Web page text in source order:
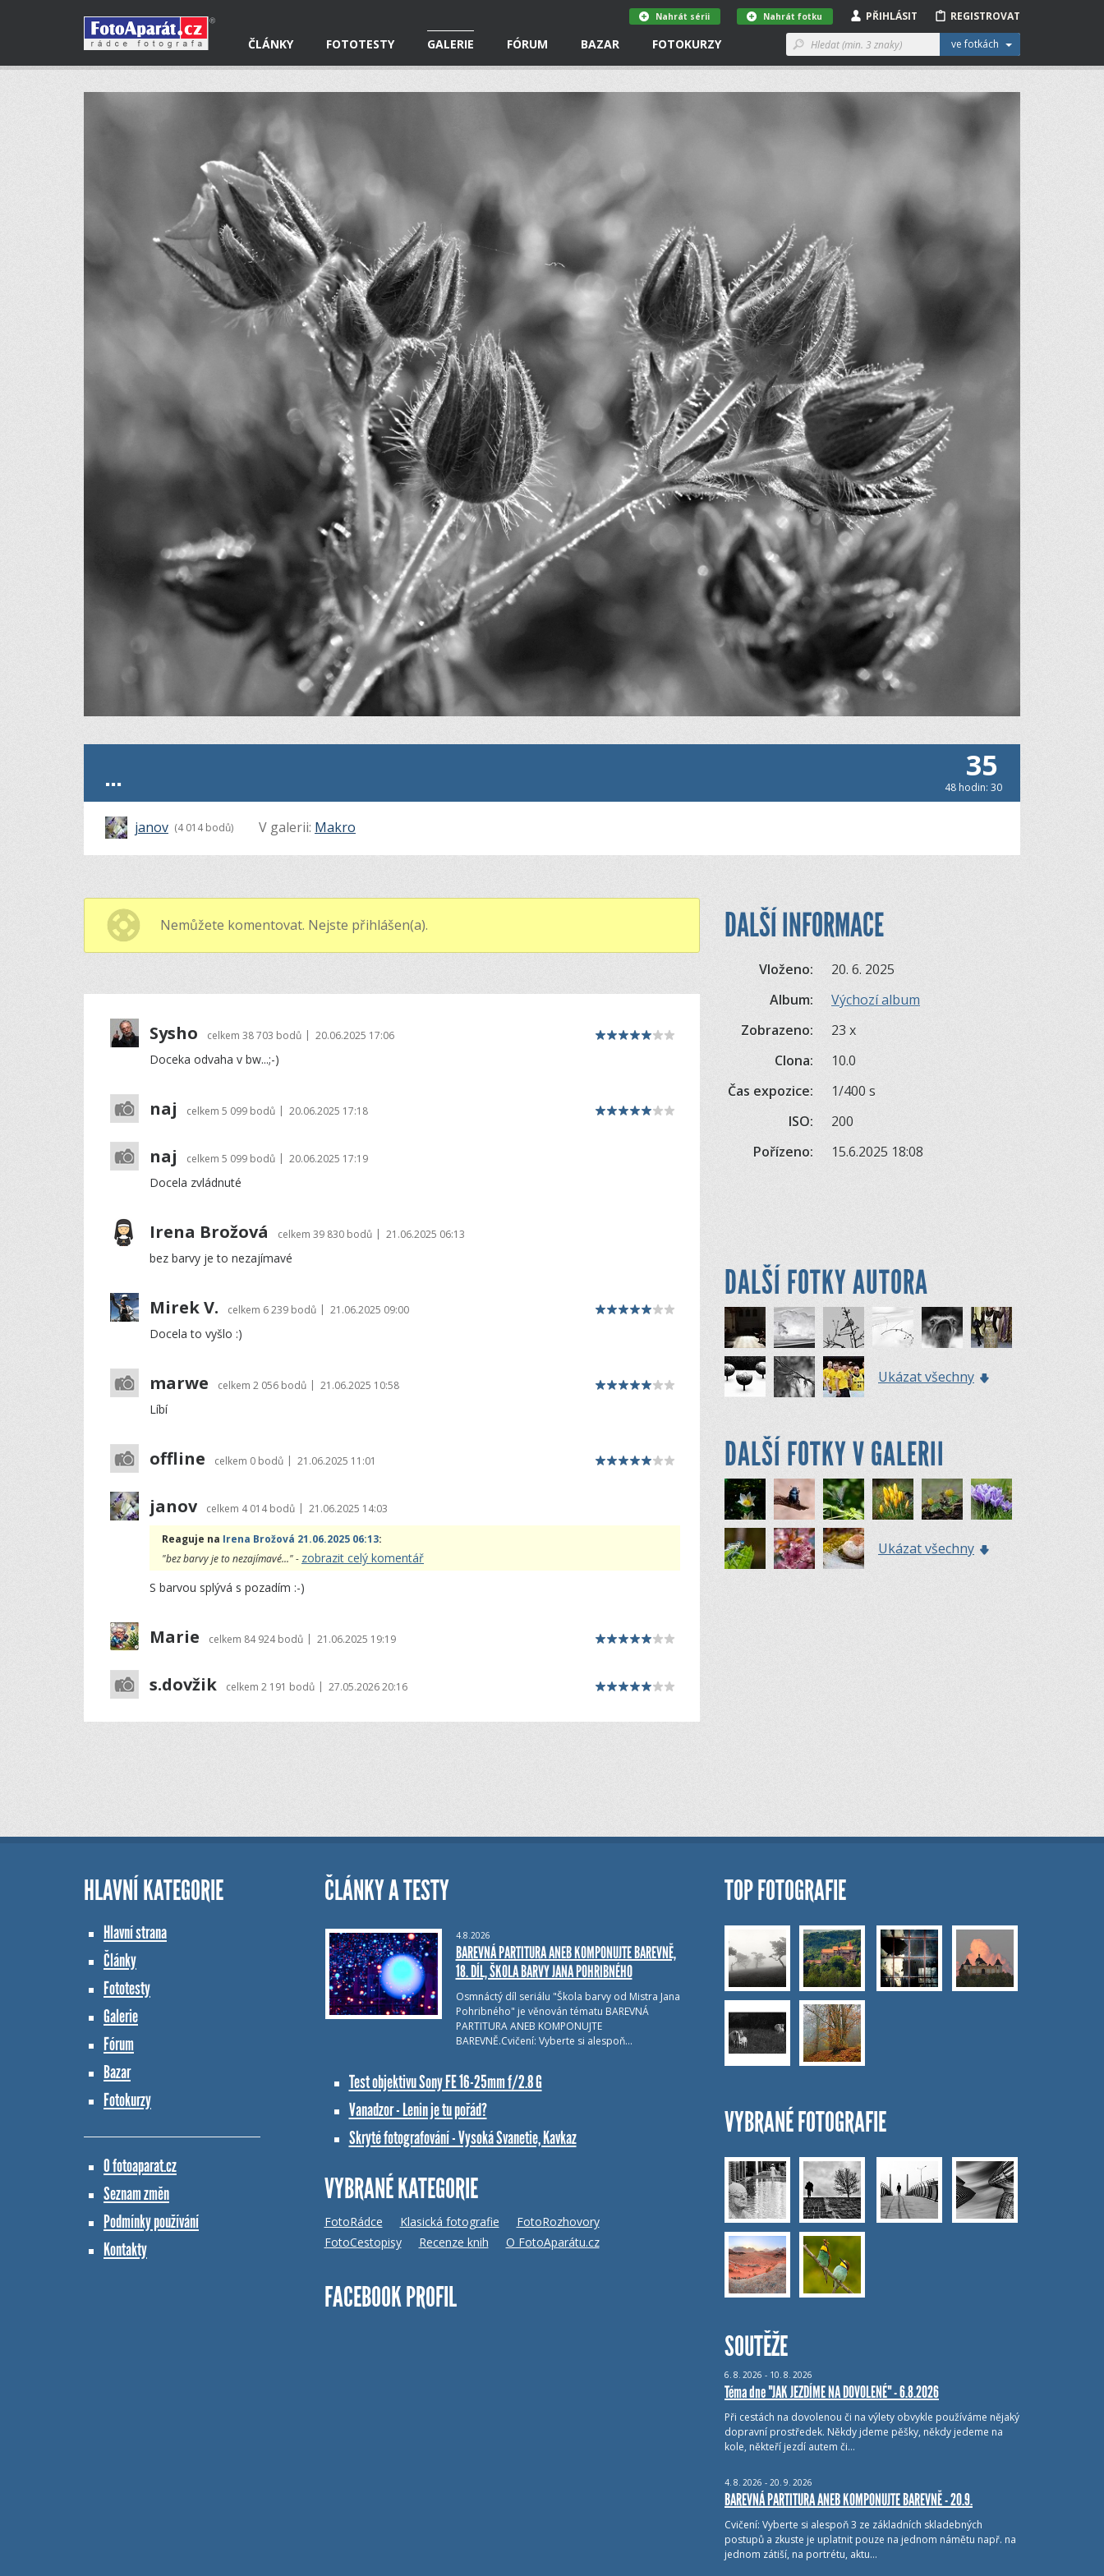
ČLÁNKY FOTOTESTY GALERIE FÓRUM BAZAR FOTOKURZY ve fotkách
REGISTROVAT
PŘIHLÁSIT
Nahrát fotku
Nahrát sérii
... 35
48 hodin: 30
janov (4 014 bodů) V galerii: Makro
Nemůžete komentovat. Nejste přihlášen(a).
Sysho celkem 38 703 bodů | 20.06.2025 17:06
Doceka odvaha v bw...;-)
naj celkem 5 099 bodů | 20.06.2025 17:18
naj celkem 5 099 bodů | 20.06.2025 17:19
Docela zvládnuté
Irena Brožová celkem 39 830 bodů | 21.06.2025 06:13
bez barvy je to nezajímavé
Mirek V. celkem 6 239 bodů | 21.06.2025 09:00
Docela to vyšlo :)
marwe celkem 2 056 bodů | 21.06.2025 10:58
Líbí
offline celkem 0 bodů | 21.06.2025 11:01
janov celkem 4 014 bodů | 21.06.2025 14:03
Reaguje na Irena Brožová 21.06.2025 06:13:
"bez barvy je to nezajímavé..." - zobrazit celý komentář
S barvou splývá s pozadím :-)
Marie celkem 84 924 bodů | 21.06.2025 19:19
s.dovžik celkem 2 191 bodů | 27.05.2026 20:16
DALŠÍ INFORMACE
Vloženo:
20. 6. 2025
Album:
Výchozí album
Zobrazeno:
23 x
Clona:
10.0
Čas expozice:
1/400 s
ISO:
200
Pořízeno:
15.6.2025 18:08
DALŠÍ FOTKY AUTORA
Ukázat všechny
DALŠÍ FOTKY V GALERII
Ukázat všechny
HLAVNÍ KATEGORIE
Hlavní strana
Články
Fototesty
Galerie
Fórum
Bazar
Fotokurzy
O fotoaparat.cz
Seznam změn
Podmínky používání
Kontakty
ČLÁNKY A TESTY
4.8.2026
BAREVNÁ PARTITURA ANEB KOMPONUJTE BAREVNĚ,
18. DÍL, ŠKOLA BARVY JANA POHRIBNÉHO
Osmnáctý díl seriálu "Škola barvy od Mistra Jana
Pohribného" je věnován tématu BAREVNÁ
PARTITURA ANEB KOMPONUJTE
BAREVNĚ.Cvičení: Vyberte si alespoň…
Test objektivu Sony FE 16-25mm f/2.8 G
Vanadzor - Lenin je tu pořád?
Skryté fotografování - Vysoká Svanetie, Kavkaz
VYBRANÉ KATEGORIE
FotoRádce Klasická fotografie
FotoRozhovory
FotoCestopisy
Recenze knih O FotoAparátu.cz
FACEBOOK PROFIL
TOP FOTOGRAFIE
VYBRANÉ FOTOGRAFIE
SOUTĚŽE
6. 8. 2026 - 10. 8. 2026
Téma dne "JAK JEZDÍME NA DOVOLENÉ" - 6.8.2026
Při cestách na dovolenou či na výlety obvykle používáme nějaký
dopravní prostředek. Někdy jdeme pěšky, někdy jedeme na
kole, někteří jezdí autem či…
4. 8. 2026 - 20. 9. 2026
BAREVNÁ PARTITURA ANEB KOMPONUJTE BAREVNĚ - 20.9.
Cvičení: Vyberte si alespoň 3 ze základních skladebných
postupů a zkuste je uplatnit pouze na jednom námětu např. na
jednom zátiší, na portrétu, aktu…